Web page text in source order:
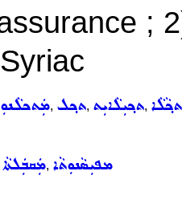
;
, ܬܟ݂ܠ, ܬܟ݂ܝܼܠܵܐܝܼܬ, ܬܟ݂ܵܠܵܐ
ܡܲܩܒܲܠܬܵܐ, ܡܦܝܼܣܵܢܘܼܬܵܐ